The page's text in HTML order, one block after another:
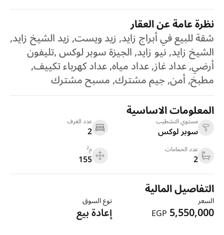
نظرة عامة عن العقار
شقة للبيع في أبراج زايد, زيد ويست, زيد الشيخ زايد,
الشيخ زايد, نيو زايد, الجيزة سوبر لوكس ,تليفون
أرضي, عداد غاز, عداد مياه, عداد كهرباء تكييف,
مطبخ, أمن, جيم مشترك, مسبح مشترك
المعلومات الاساسية
مستوي التشطيب
سوبر لوكس
عدد الغرف
2
عدد الحمامات
2
م2
155
التفاصيل المالية
السعر
5,550,000
EGP
نوع السوق
إعادة بيع